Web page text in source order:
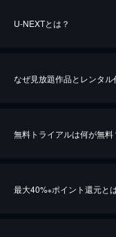
U-NEXTとは？
なぜ見放題作品とレンタル
無料トライアルは何が無料
最大40%※ポイント還元と